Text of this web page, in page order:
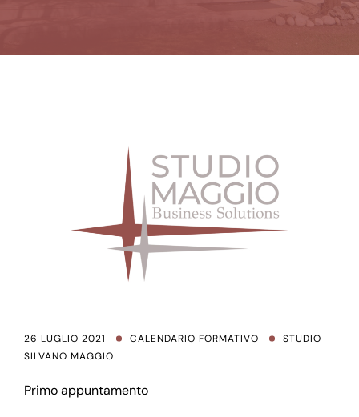
26 LUGLIO 2021 CALENDARIO FORMATIVO
STUDIO
SILVANO MAGGIO
Primo appuntamento